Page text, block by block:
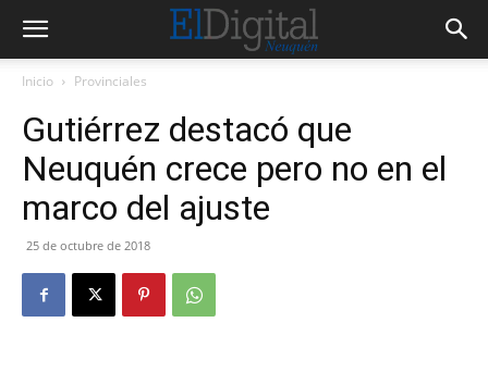
Inicio Provinciales
Gutiérrez destacó que
Neuquén crece pero no en el
marco del ajuste
25 de octubre de 2018